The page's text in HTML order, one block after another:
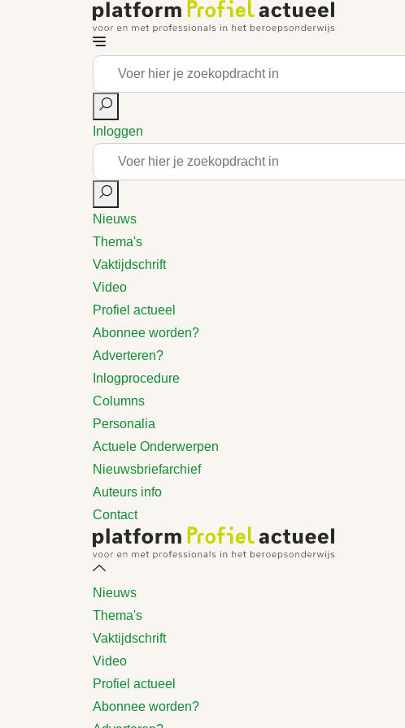
Inloggen
Nieuws
Thema's
Vaktijdschrift
Video
Profiel actueel
Abonnee worden?
Adverteren?
Inlogprocedure
Columns
Personalia
Actuele Onderwerpen
Nieuwsbriefarchief
Auteurs info
Contact
Nieuws
Thema's
Vaktijdschrift
Video
Profiel actueel
Abonnee worden?